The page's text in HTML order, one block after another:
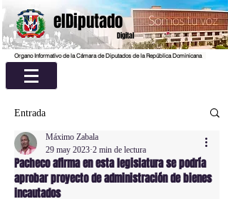
elDiputado
Digital
Organo Informativo de la Cámara de Diputados de la República Dominicana
Entrada
Pacheco afirma en esta legislatura se podría
aprobar proyecto de administración de bienes
incautados
Máximo Zabala
29 may 2023 2 min de lectura